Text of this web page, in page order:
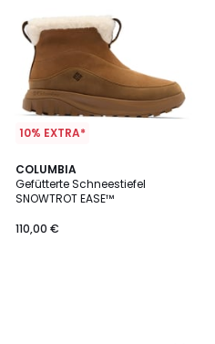
10% EXTRA*
COLUMBIA
Gefütterte Schneestiefel
SNOWTROT EASE™
€.
110,00 €